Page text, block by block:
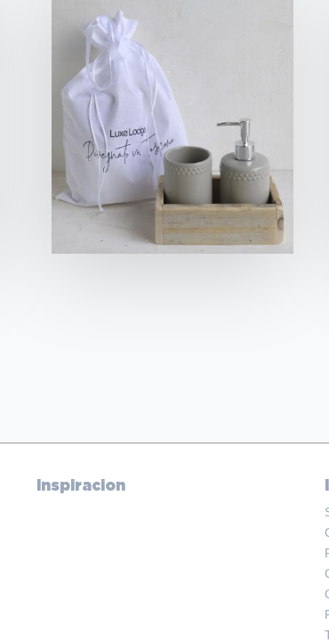
Inspiracion